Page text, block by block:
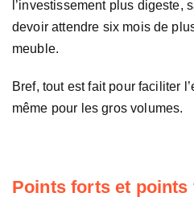
l’investissement plus digeste,
devoir attendre six mois de
meuble.
Bref, tout est fait pour faciliter
même pour les gros volumes.
Points forts et points